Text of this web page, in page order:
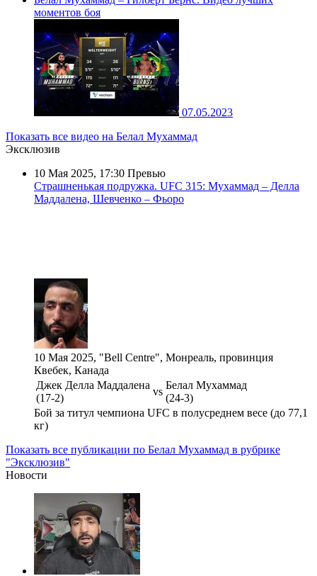
моментов боя
07.05.2023
Показать все видео на Белал Мухаммад
Эксклюзив
10 Мая 2025, 17:30 Превью
Страшненькая подружка. UFC 315: Мухаммад – Делла
Маддалена, Шевченко – Фьоро
10 Мая 2025, "Bell Centre", Монреаль, провинция
Квебек, Канада
Джек Делла Маддалена
(17-2)
vs
Белал Мухаммад
(24-3)
Бой за титул чемпиона UFC в полусреднем весе (до 77,1
кг)
Показать все публикации по Белал Мухаммад в рубрике
"Эксклюзив"
Новости